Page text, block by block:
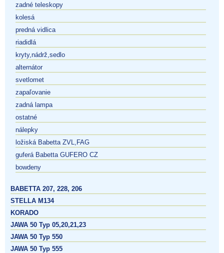
zadné teleskopy
kolesá
predná vidlica
riadidlá
kryty,nádrž,sedlo
alternátor
svetlomet
zapaľovanie
zadná lampa
ostatné
nálepky
ložiská Babetta ZVL,FAG
guferá Babetta GUFERO CZ
bowdeny
BABETTA 207, 228, 206
STELLA M134
KORADO
JAWA 50 Typ 05,20,21,23
JAWA 50 Typ 550
JAWA 50 Typ 555